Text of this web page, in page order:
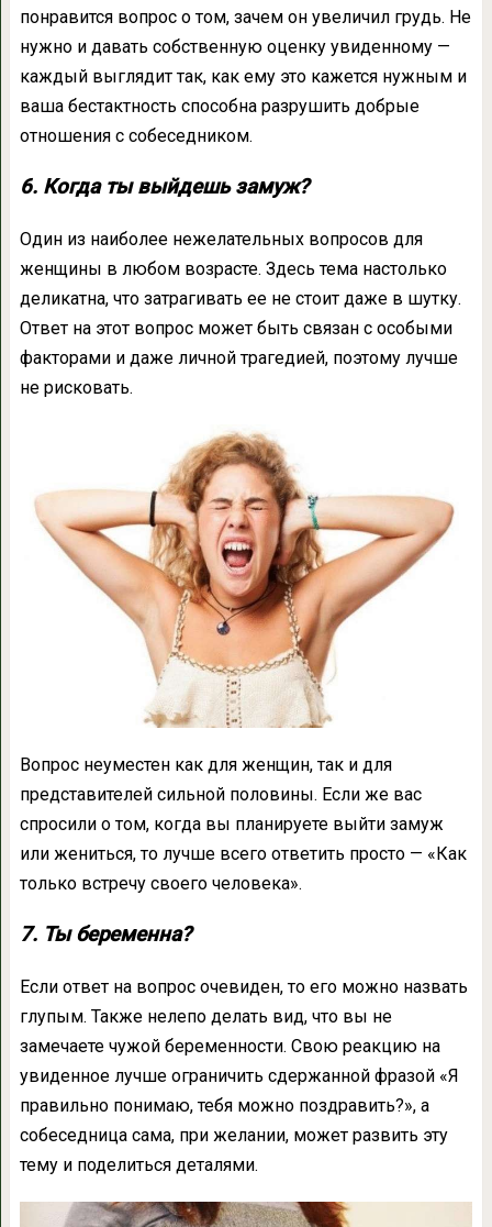
понравится вопрос о том, зачем он увеличил грудь. Не
нужно и давать собственную оценку увиденному —
каждый выглядит так, как ему это кажется нужным и
ваша бестактность способна разрушить добрые
отношения с собеседником.
6. Когда ты выйдешь замуж?
Один из наиболее нежелательных вопросов для
женщины в любом возрасте. Здесь тема настолько
деликатна, что затрагивать ее не стоит даже в шутку.
Ответ на этот вопрос может быть связан с особыми
факторами и даже личной трагедией, поэтому лучше
не рисковать.
Вопрос неуместен как для женщин, так и для
представителей сильной половины. Если же вас
спросили о том, когда вы планируете выйти замуж
или жениться, то лучше всего ответить просто — «Как
только встречу своего человека».
7. Ты беременна?
Если ответ на вопрос очевиден, то его можно назвать
глупым. Также нелепо делать вид, что вы не
замечаете чужой беременности. Свою реакцию на
увиденное лучше ограничить сдержанной фразой «Я
правильно понимаю, тебя можно поздравить?», а
собеседница сама, при желании, может развить эту
тему и поделиться деталями.